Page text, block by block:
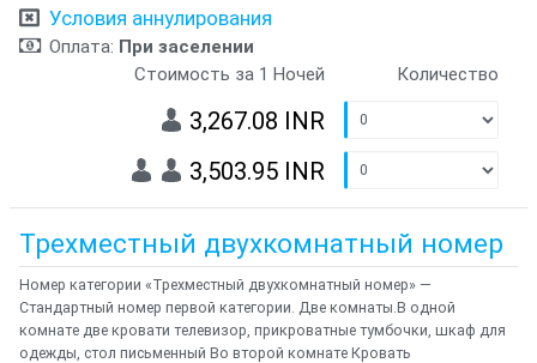
Условия аннулирования
Оплата: При заселении
Стоимость за 1 Ночей
Количество
3,267.08 INR
3,503.95 INR
Трехместный двухкомнатный номер
Номер категории «Трехместный двухкомнатный номер» —
Стандартный номер первой категории. Две комнаты.В одной
комнате две кровати телевизор, прикроватные тумбочки, шкаф для
одежды, стол письменный Во второй комнате Кровать